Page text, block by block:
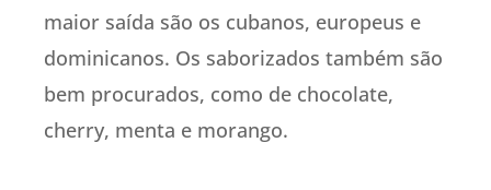
maior saída são os cubanos, europeus e
dominicanos. Os saborizados também são
bem procurados, como de chocolate,
cherry, menta e morango.